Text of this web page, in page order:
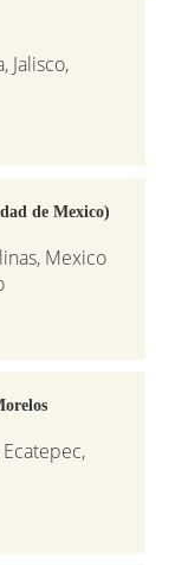
Jalisco,
de Mexico)
Mexico